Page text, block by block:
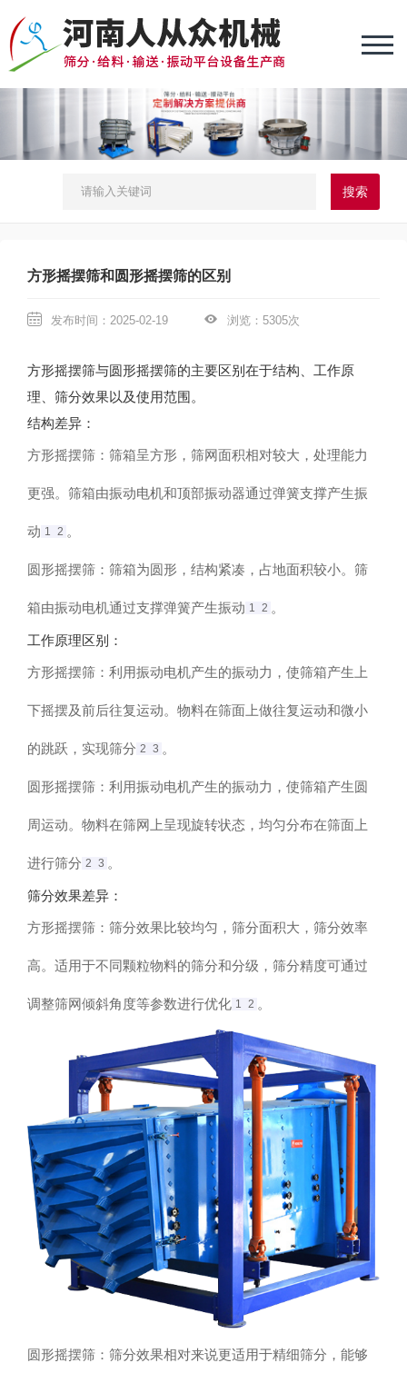
方形摇摆筛和圆形摇摆筛的区别
发布时间：2025-02-19 浏览：5305次
方形摇摆筛与圆形摇摆筛的主要区别在于结构、工作原
理、筛分效果以及使用范围‌。
结构差异 ‌：
方形摇摆筛：筛箱呈方形，筛网面积相对较大，处理能力
更强。筛箱由振动电机和顶部振动器通过弹簧支撑产生振
动‌ 1 2 。
圆形摇摆筛：筛箱为圆形，结构紧凑，占地面积较小。筛
箱由振动电机通过支撑弹簧产生振动‌ 1 2 。
工作原理区别 ‌：
方形摇摆筛：利用振动电机产生的振动力，使筛箱产生上
下摇摆及前后往复运动。物料在筛面上做往复运动和微小
的跳跃，实现筛分‌ 2 3 。
圆形摇摆筛：利用振动电机产生的振动力，使筛箱产生圆
周运动。物料在筛网上呈现旋转状态，均匀分布在筛面上
进行筛分‌ 2 3 。
筛分效果差异 ‌：
方形摇摆筛：筛分效果比较均匀，筛分面积大，筛分效率
高。适用于不同颗粒物料的筛分和分级，筛分精度可通过
调整筛网倾斜角度等参数进行优化‌ 1 2 。
圆形摇摆筛：筛分效果相对来说更适用于精细筛分，能够